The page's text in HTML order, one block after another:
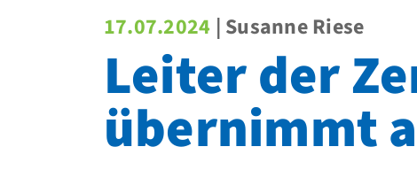
17.07.2024 | Susanne Riese
Leiter der
übernimmt